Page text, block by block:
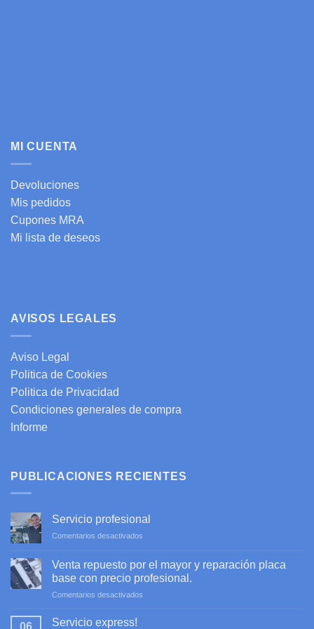
MI CUENTA
Devoluciones
Mis pedidos
Cupones MRA
Mi lista de deseos
AVISOS LEGALES
Aviso Legal
Politica de Cookies
Politica de Privacidad
Condiciones generales de compra
Informe
PUBLICACIONES RECIENTES
Servicio profesional
Comentarios desactivados
profesional
Venta repuesto por el mayor y reparación placa
base con precio profesional.
Comentarios desactivados
Servicio express!